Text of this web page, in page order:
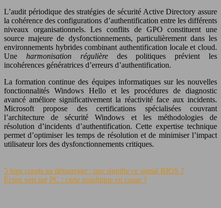
L’audit périodique des stratégies de sécurité Active Directory assure
la cohérence des configurations d’authentification entre les différents
niveaux organisationnels. Les conflits de GPO constituent une
source majeure de dysfonctionnements, particulièrement dans les
environnements hybrides combinant authentification locale et cloud.
Une harmonisation régulièredes politiques prévient les
incohérences génératrices d’erreurs d’authentification.
La formation continue des équipes informatiques sur les nouvelles
fonctionnalités Windows Hello et les procédures de diagnostic
avancé améliore significativement la réactivité face aux incidents.
Microsoft propose des certifications spécialisées couvrant
l’architecture de sécurité Windows et les méthodologies de
résolution d’incidents d’authentification. Cette expertise technique
permet d’optimiser les temps de résolution et de minimiser l’impact
utilisateur lors des dysfonctionnements critiques.
5 bips courts au démarrage : que signifie ce signal BIOS ?
Écran vert sur PC : carte graphique en cause ?